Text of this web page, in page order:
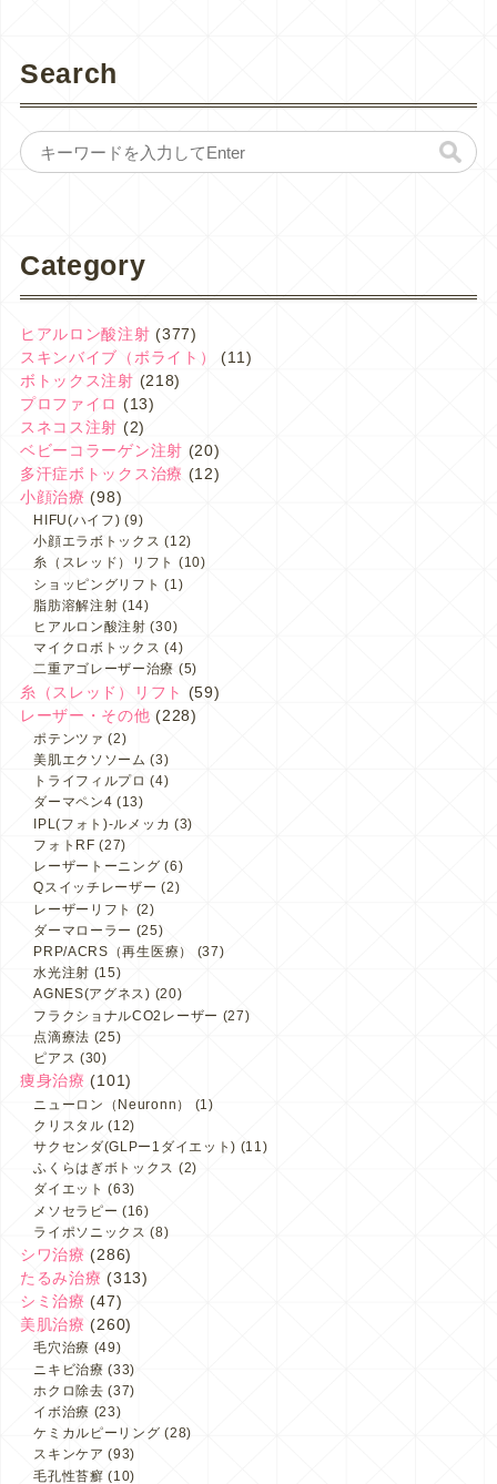
Search
Category
ヒアルロン酸注射 (377)
スキンバイブ（ボライト）
(11)
ボトックス注射 (218)
プロファイロ (13)
スネコス注射 (2)
ベビーコラーゲン注射 (20)
多汗症ボトックス治療 (12)
小顔治療 (98)
HIFU(ハイフ) (9)
小顔エラボトックス (12)
糸（スレッド）リフト (10)
ショッピングリフト (1)
脂肪溶解注射 (14)
ヒアルロン酸注射 (30)
マイクロボトックス (4)
二重アゴレーザー治療 (5)
糸（スレッド）リフト
(59)
レーザー・その他 (228)
ポテンツァ (2)
美肌エクソソーム (3)
トライフィルプロ (4)
ダーマペン4 (13)
IPL(フォト)-ルメッカ (3)
フォトRF (27)
レーザートーニング (6)
Qスイッチレーザー (2)
レーザーリフト (2)
ダーマローラー (25)
PRP/ACRS（再生医療）
(37)
水光注射 (15)
AGNES(アグネス) (20)
フラクショナルCO2レーザー (27)
点滴療法 (25)
ピアス (30)
痩身治療 (101)
ニューロン（Neuronn）
(1)
クリスタル (12)
サクセンダ(GLPー1ダイエット) (11)
ふくらはぎボトックス (2)
ダイエット (63)
メソセラピー (16)
ライポソニックス (8)
シワ治療 (286)
たるみ治療 (313)
シミ治療 (47)
美肌治療 (260)
毛穴治療 (49)
ニキビ治療 (33)
ホクロ除去 (37)
イボ治療 (23)
ケミカルピーリング (28)
スキンケア (93)
毛孔性苔癬 (10)